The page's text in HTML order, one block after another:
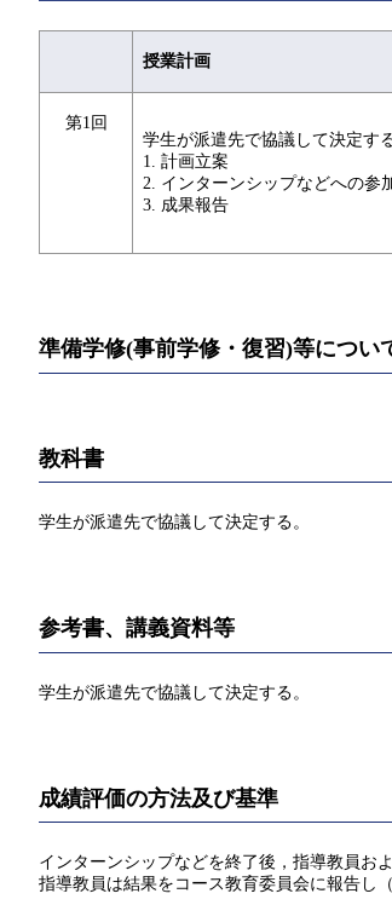
授業計画
第1回
学生が派遣先で協議して決定する
1. 計画立案
2. インターンシップなどへの参
3. 成果報告
準備学修(事前学修・復習)等につい
教科書
学生が派遣先で協議して決定する。
参考書、講義資料等
学生が派遣先で協議して決定する。
成績評価の方法及び基準
インターンシップなどを終了後，指導教員お
指導教員は結果をコース教育委員会に報告し